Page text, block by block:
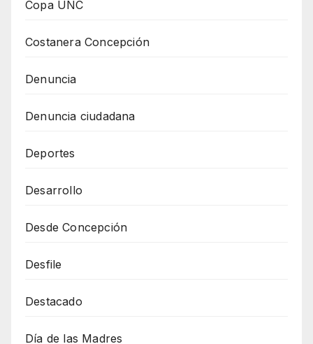
Copa UNC
Costanera Concepción
Denuncia
Denuncia ciudadana
Deportes
Desarrollo
Desde Concepción
Desfile
Destacado
Día de las Madres